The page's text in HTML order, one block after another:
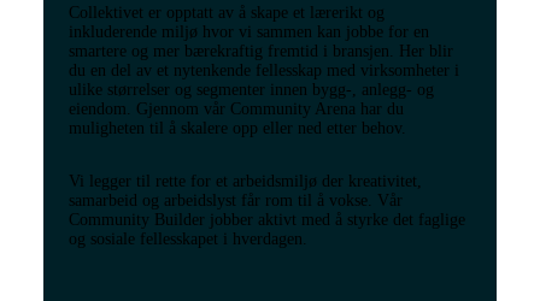
Collektivet er opptatt av å skape et lærerikt og
inkluderende miljø hvor vi sammen kan jobbe for en
smartere og mer bærekraftig fremtid i bransjen. Her blir
du en del av et nytenkende fellesskap med virksomheter i
ulike størrelser og segmenter innen bygg-, anlegg- og
eiendom. Gjennom vår Community Arena har du
muligheten til å skalere opp eller ned etter behov.
Vi legger til rette for et arbeidsmiljø der kreativitet,
samarbeid og arbeidslyst får rom til å vokse. Vår
Community Builder jobber aktivt med å styrke det faglige
og sosiale fellesskapet i hverdagen.